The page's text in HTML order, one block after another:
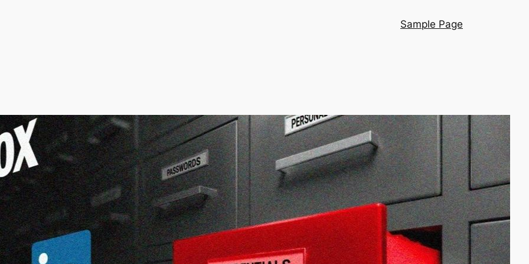
Sample Page